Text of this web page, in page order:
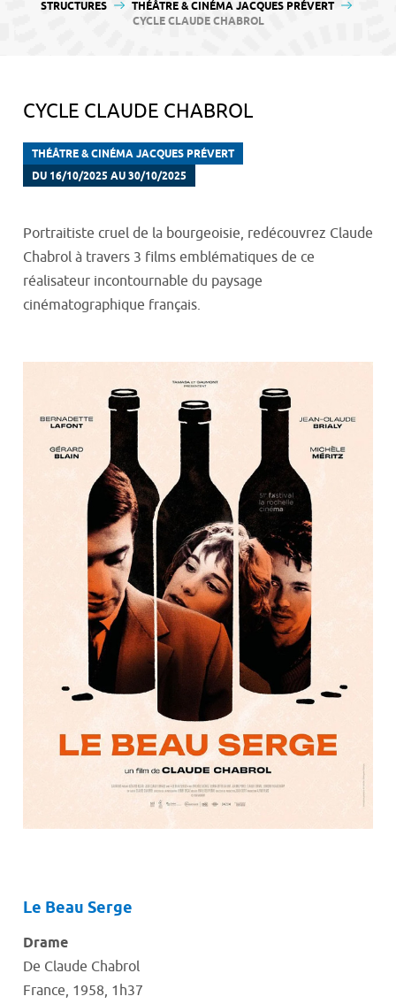
STRUCTURES
THÉÂTRE & CINÉMA JACQUES PRÉVERT
CYCLE CLAUDE CHABROL
CYCLE CLAUDE CHABROL
THÉÂTRE & CINÉMA JACQUES PRÉVERT
DU 16/10/2025 AU 30/10/2025
Portraitiste cruel de la bourgeoisie, redécouvrez Claude
Chabrol à travers 3 films emblématiques de ce
réalisateur incontournable du paysage
cinématographique français.
Le Beau Serge
Drame
De Claude Chabrol
France, 1958, 1h37